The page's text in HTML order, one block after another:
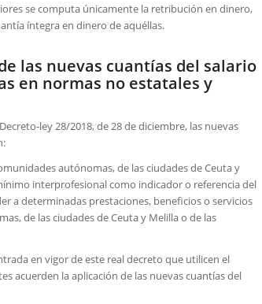
se computa únicamente la retribución en dinero,
íntegra en dinero de aquéllas.
las nuevas cuantías del salario
en normas no estatales y
ley 28/2018, de 28 de diciembre, las nuevas
autónomas, de las ciudades de Ceuta y
interprofesional como indicador o referencia del
a determinadas prestaciones, beneficios o servicios
de las ciudades de Ceuta y Melilla o de las
en vigor de este real decreto que utilicen el
acuerden la aplicación de las nuevas cuantías del